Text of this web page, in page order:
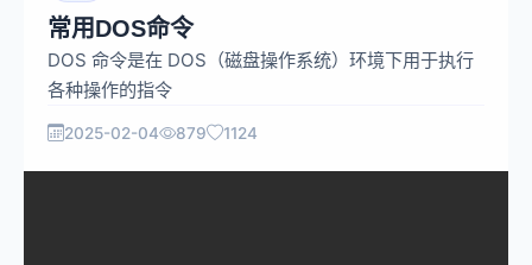
常用DOS命令
DOS 命令是在 DOS（磁盘操作系统）环境下用于执行
各种操作的指令
2025-02-04 879 1124